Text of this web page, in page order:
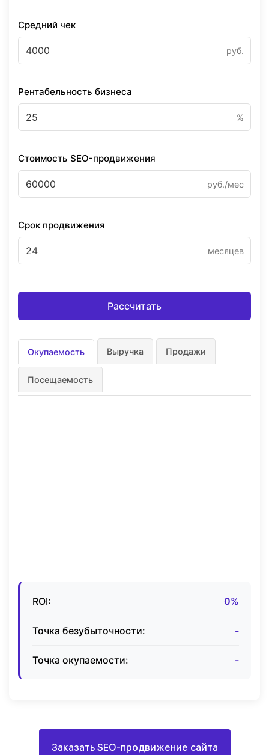
Средний чек
руб.
Рентабельность бизнеса
%
Стоимость SEO-продвижения
руб./мес
Срок продвижения
месяцев
Рассчитать
Окупаемость Выручка Продажи
Посещаемость
ROI: 0%
Точка безубыточности: -
Точка окупаемости: -
Заказать SEO-продвижение сайта